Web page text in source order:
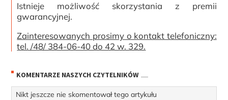
Istnieje możliwość skorzystania z premii
gwarancyjnej.
Zainteresowanych prosimy o kontakt telefoniczny:
tel. /48/ 384-06-40 do 42 w. 329.
KOMENTARZE NASZYCH CZYTELNIKÓW
Nikt jeszcze nie skomentował tego artykułu